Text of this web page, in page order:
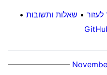
לעזור • שאלות ותשובות •